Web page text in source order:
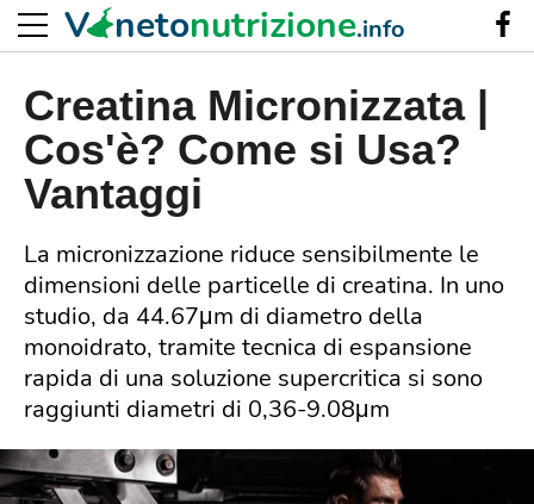
Creatina Micronizzata |
Cos'è? Come si Usa?
Vantaggi
La micronizzazione riduce sensibilmente le
dimensioni delle particelle di creatina. In uno
studio, da 44.67μm di diametro della
monoidrato, tramite tecnica di espansione
rapida di una soluzione supercritica si sono
raggiunti diametri di 0,36-9.08μm
V netonutrizione.info